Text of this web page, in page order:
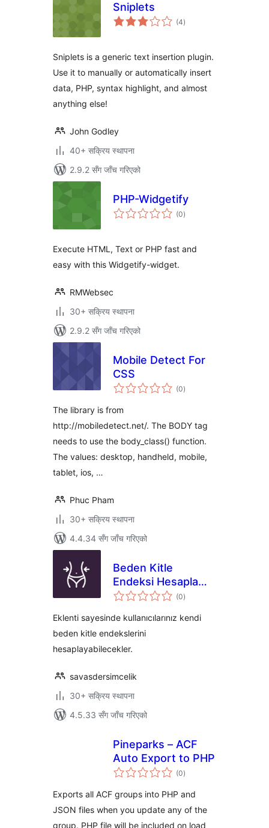
Sniplets
(4कुल
रेटिङ्गहरू
)
Sniplets is a generic text insertion plugin.
Use it to manually or automatically insert
data, PHP, syntax highlight, and almost
anything else!
John Godley
40+ सक्रिय स्थापना
2.9.2 सँग जाँच गरिएको
PHP-Widgetify
(0कुल
रेटिङ्गहरू
)
Execute HTML, Text or PHP fast and
easy with this Widgetify-widget.
RMWebsec
30+ सक्रिय स्थापना
2.9.2 सँग जाँच गरिएको
Mobile Detect For
CSS
(0कुल
रेटिङ्गहरू
)
The library is from
http://mobiledetect.net/. The BODY tag
needs to use the body_class() function.
The values: desktop, handheld, mobile,
tablet, ios, …
Phuc Pham
30+ सक्रिय स्थापना
4.4.34 सँग जाँच गरिएको
Beden Kitle
Endeksi Hesaplama
Aracı Eklentisi
(0कुल
रेटिङ्गहरू
)
Eklenti sayesinde kullanıcılarınız kendi
beden kitle endekslerini
hesaplayabilecekler.
savasdersimcelik
30+ सक्रिय स्थापना
4.5.33 सँग जाँच गरिएको
Pineparks – ACF
Auto Export to PHP
(0कुल
रेटिङ्गहरू
)
Exports all ACF groups into PHP and
JSON files when you update any of the
group. PHP file will be included on load